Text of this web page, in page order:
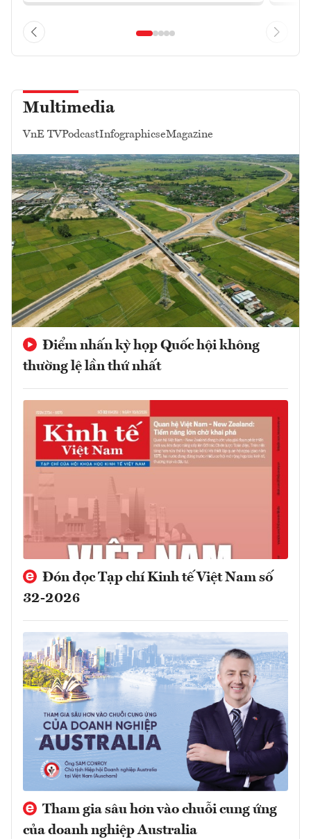
Multimedia
VnE TVPodcastInfographicseMagazine
Điểm nhấn kỳ họp Quốc hội không
thường lệ lần thứ nhất
Đón đọc Tạp chí Kinh tế Việt Nam số
32-2026
Tham gia sâu hơn vào chuỗi cung ứng
của doanh nghiệp Australia